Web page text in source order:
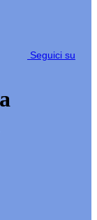
Seguici su